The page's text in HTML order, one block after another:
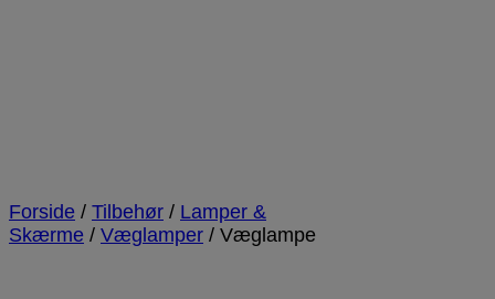
Forside / Tilbehør / Lamper &
Skærme / Væglamper / Væglampe